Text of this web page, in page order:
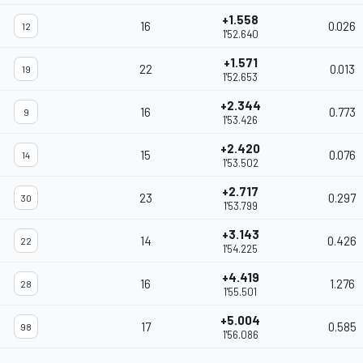
12 16 +1.558
1'52.640
0.026
19 22 +1.571
1'52.653
0.013
9 16 +2.344
1'53.426
0.773
14 15 +2.420
1'53.502
0.076
30 23 +2.717
1'53.799
0.297
22 14 +3.143
1'54.225
0.426
28 16 +4.419
1'55.501
1.276
98 17 +5.004
1'56.086
0.585